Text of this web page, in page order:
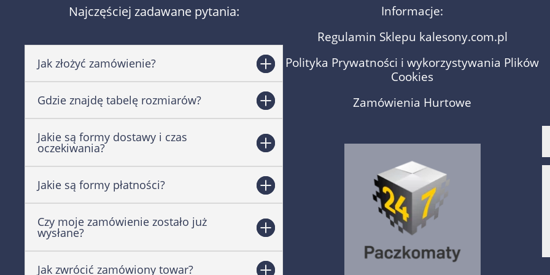
Najczęściej zadawane pytania:
Jak złożyć zamówienie?
Gdzie znajdę tabelę rozmiarów?
Jakie są formy dostawy i czas
oczekiwania?
Jakie są formy płatności?
Czy moje zamówienie zostało już
wysłane?
Jak zwrócić zamówiony towar?
Informacje:
Regulamin Sklepu kalesony.com.pl
Polityka Prywatności i wykorzystywania Plików
Cookies
Zamówienia Hurtowe